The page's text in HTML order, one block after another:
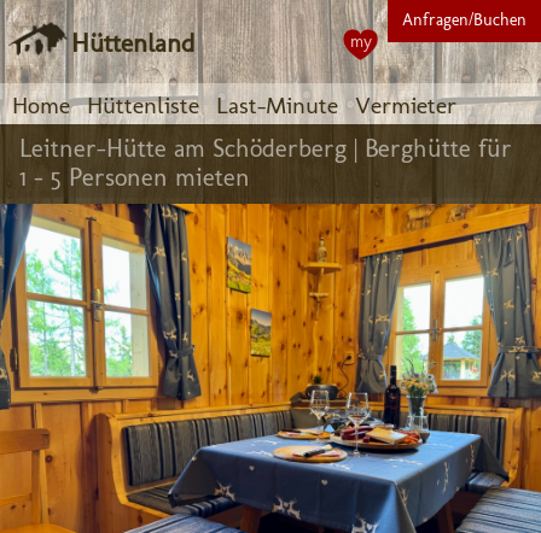
Hüttenland
Home Hüttenliste Last-Minute Vermieter
Anfragen/Buchen
my
Leitner-Hütte am Schöderberg | Berghütte für
1 - 5 Personen mieten